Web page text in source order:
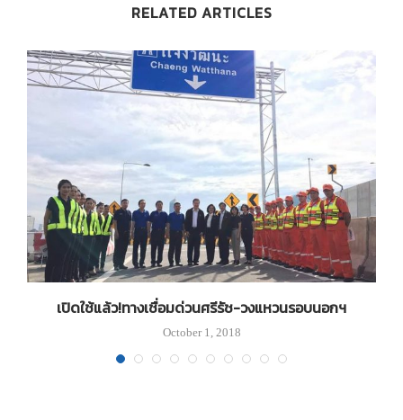
RELATED ARTICLES
เปิดใช้แล้ว!ทางเชื่อมด่วนศรีรัช-วงแหวนรอบนอกฯ
October 1, 2018